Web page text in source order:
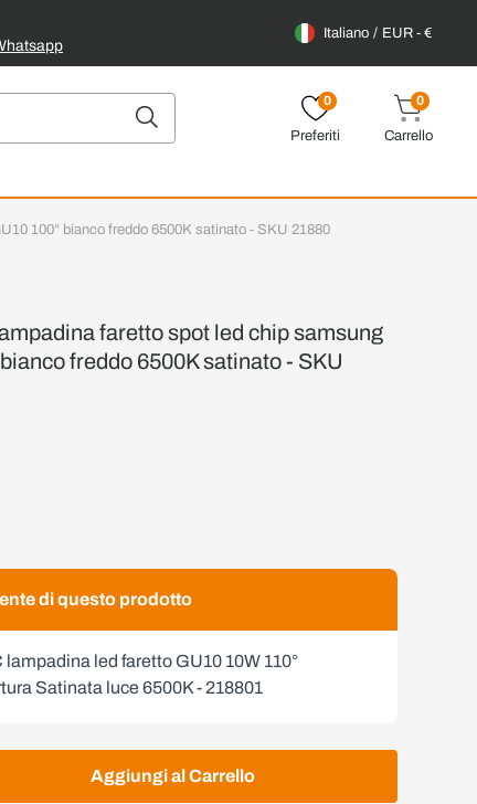
Italiano EUR - €
0
Preferiti
0
Carrello
100° bianco freddo 6500K satinato - SKU 21880
faretto spot led chip samsung
freddo 6500K satinato - SKU
di questo prodotto
lampadina led faretto GU10 10W 110°
Satinata luce 6500K - 218801
Aggiungi al Carrello